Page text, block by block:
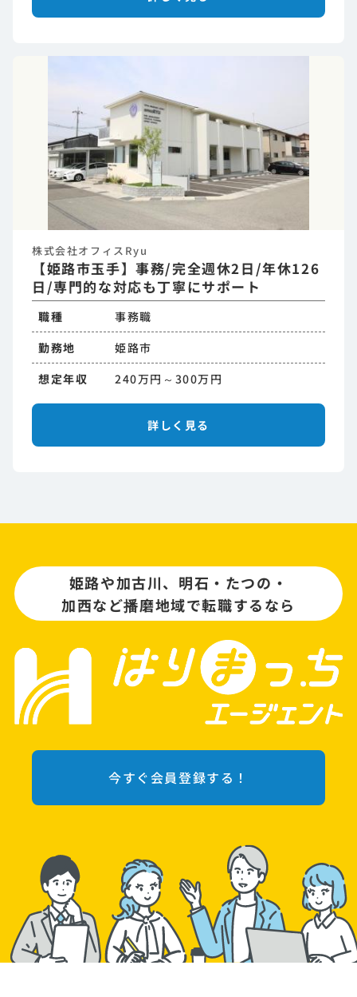
株式会社オフィスRyu
【姫路市玉手】事務/完全週休2日/年休126
日/専門的な対応も丁寧にサポート
職種
事務職
勤務地
姫路市
想定年収
240万円～300万円
詳しく見る
姫路や加古川、明石・たつの・
加西など播磨地域で転職するなら
今すぐ会員登録する！